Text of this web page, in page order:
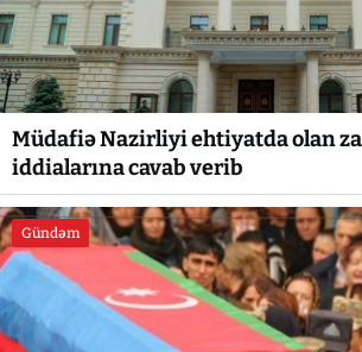
Müdafiə Nazirliyi ehtiyatda olan
iddialarına cavab verib
Gündəm